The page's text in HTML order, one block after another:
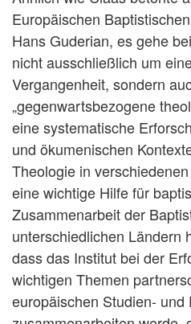
Europäischen
Hans Guderian, es gehe
nicht ausschließlich um
Vergangenheit, sondern
„gegenwartsbezogene
eine systematische
und ökumenischen
Theologie in
eine wichtige Hilfe für
Zusammenarbeit der
unterschiedlichen Ländern
dass das Institut bei der
wichtigen Themen
europäischen Studien- und